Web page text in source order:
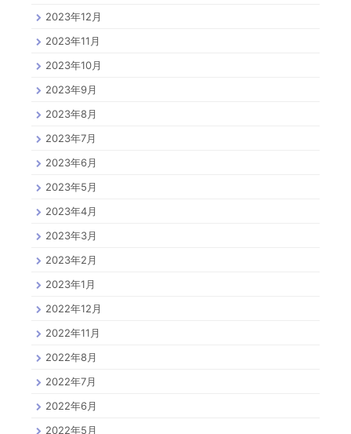
2023年12月
2023年11月
2023年10月
2023年9月
2023年8月
2023年7月
2023年6月
2023年5月
2023年4月
2023年3月
2023年2月
2023年1月
2022年12月
2022年11月
2022年8月
2022年7月
2022年6月
2022年5月